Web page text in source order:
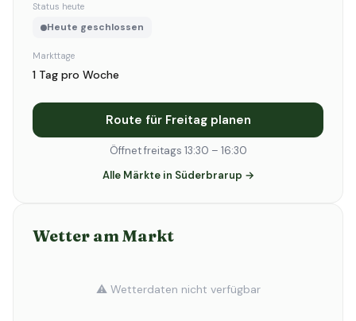
Status heute
Heute geschlossen
Markttage
1 Tag pro Woche
Route für Freitag planen
Öffnet freitags 13:30 – 16:30
Alle Märkte in Süderbrarup →
Wetter am Markt
⚠️ Wetterdaten nicht verfügbar